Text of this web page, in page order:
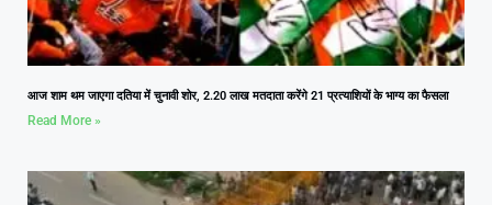
आज शाम थम जाएगा दतिया में चुनावी शोर, 2.20 लाख मतदाता करेंगे 21 प्रत्याशियों के भाग्य का फैसला
Read More »